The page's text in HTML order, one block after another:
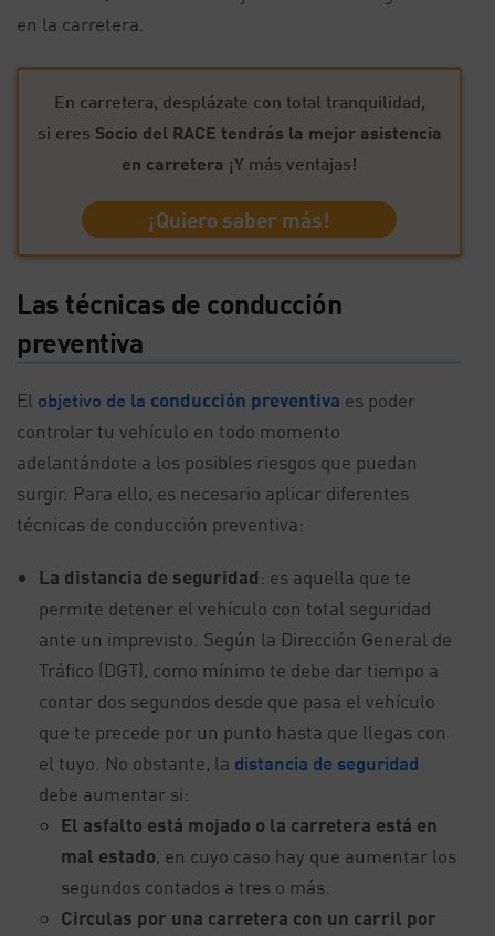
en la carretera.
En carretera, desplázate con total tranquilidad,
si eres Socio del RACE tendrás la mejor asistencia
en carretera ¡Y más ventajas!
¡Quiero saber más!
Las técnicas de conducción
preventiva
El objetivo de la conducción preventiva es poder
controlar tu vehículo en todo momento
adelantándote a los posibles riesgos que puedan
surgir. Para ello, es necesario aplicar diferentes
técnicas de conducción preventiva:
La distancia de seguridad: es aquella que te
permite detener el vehículo con total seguridad
ante un imprevisto. Según la Dirección General de
Tráfico (DGT), como mínimo te debe dar tiempo a
contar dos segundos desde que pasa el vehículo
que te precede por un punto hasta que llegas con
el tuyo. No obstante, la distancia de seguridad
debe aumentar si:
El asfalto está mojado o la carretera está en
mal estado, en cuyo caso hay que aumentar los
segundos contados a tres o más.
Circulas por una carretera con un carril por